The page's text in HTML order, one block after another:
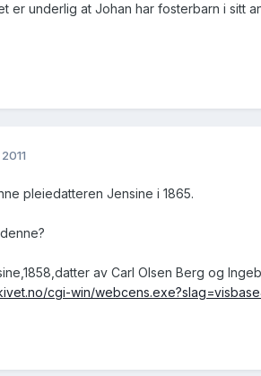
er underlig at Johan har fosterbarn i sitt
pleiedatteren Jensine i 1865.
av Carl Olsen Berg og
cgi-win/